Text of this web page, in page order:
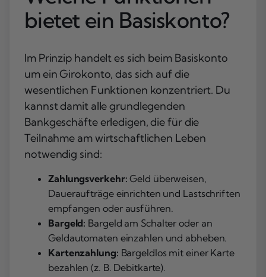
bietet ein Basiskonto?
Im Prinzip handelt es sich beim Basiskonto
um ein Girokonto, das sich auf die
wesentlichen Funktionen konzentriert. Du
kannst damit alle grundlegenden
Bankgeschäfte erledigen, die für die
Teilnahme am wirtschaftlichen Leben
notwendig sind:
Zahlungsverkehr: Geld überweisen,
Daueraufträge einrichten und Lastschriften
empfangen oder ausführen.
Bargeld: Bargeld am Schalter oder an
Geldautomaten einzahlen und abheben.
Kartenzahlung: Bargeldlos mit einer Karte
bezahlen (z. B. Debitkarte).